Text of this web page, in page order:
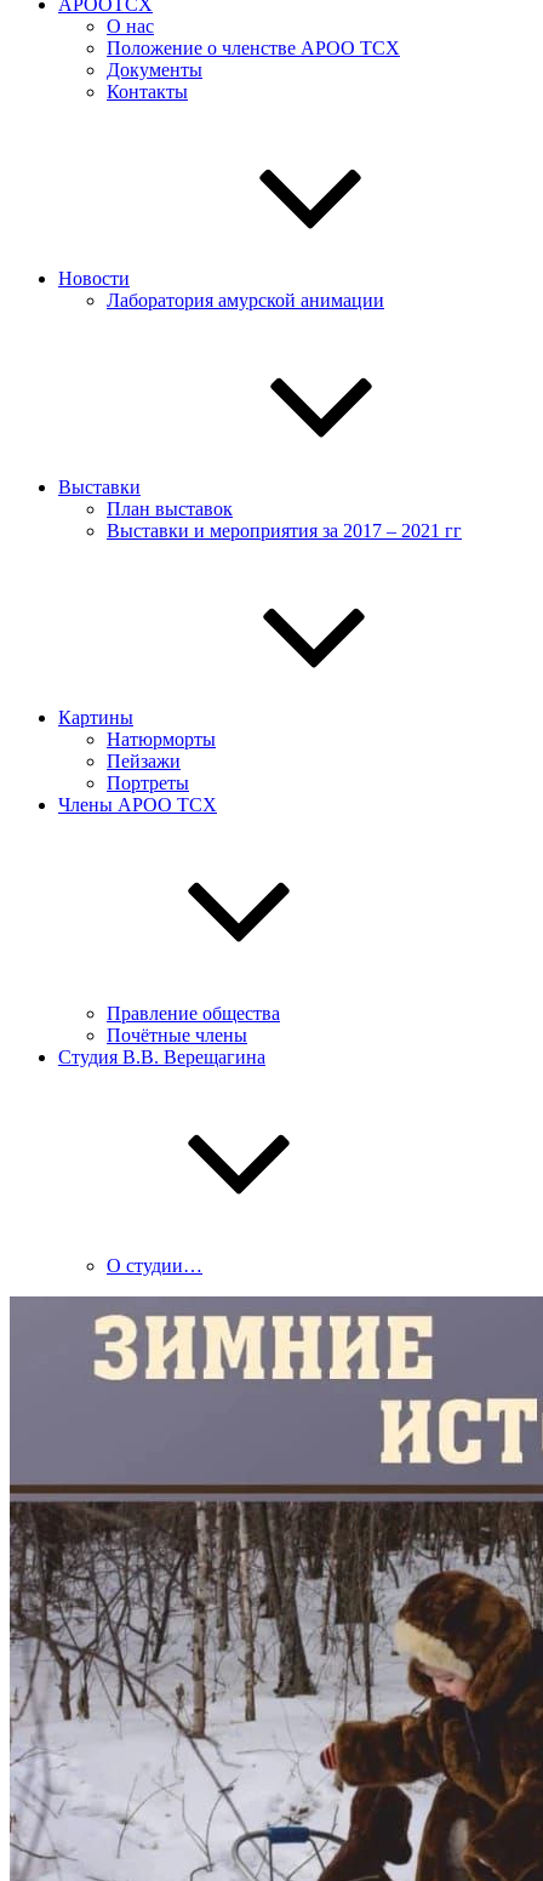
АРООТСХ
О нас
Положение о членстве АРОО ТСХ
Документы
Контакты
Новости
Лаборатория амурской анимации
Выставки
План выставок
Выставки и мероприятия за 2017 – 2021 гг
Картины
Натюрморты
Пейзажи
Портреты
Члены АРОО ТСХ
Правление общества
Почётные члены
Студия В.В. Верещагина
О студии…